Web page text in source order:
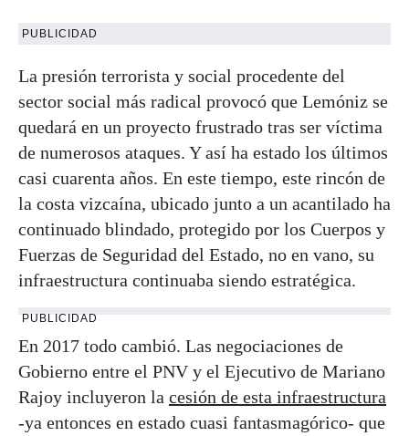
PUBLICIDAD
La presión terrorista y social procedente del
sector social más radical provocó que Lemóniz se
quedará en un proyecto frustrado tras ser víctima
de numerosos ataques. Y así ha estado los últimos
casi cuarenta años. En este tiempo, este rincón de
la costa vizcaína, ubicado junto a un acantilado ha
continuado blindado, protegido por los Cuerpos y
Fuerzas de Seguridad del Estado, no en vano, su
infraestructura continuaba siendo estratégica.
PUBLICIDAD
En 2017 todo cambió. Las negociaciones de
Gobierno entre el PNV y el Ejecutivo de Mariano
Rajoy incluyeron la cesión de esta infraestructura
-ya entonces en estado cuasi fantasmagórico- que